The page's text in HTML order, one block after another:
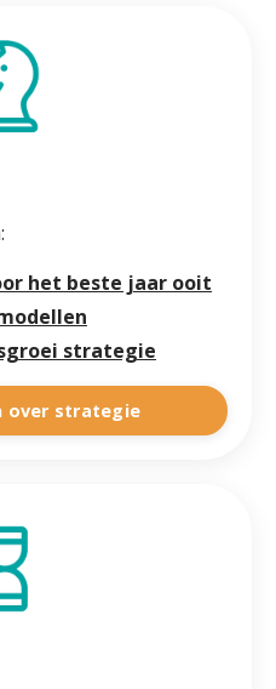
het beste jaar ooit
strategie
over strategie